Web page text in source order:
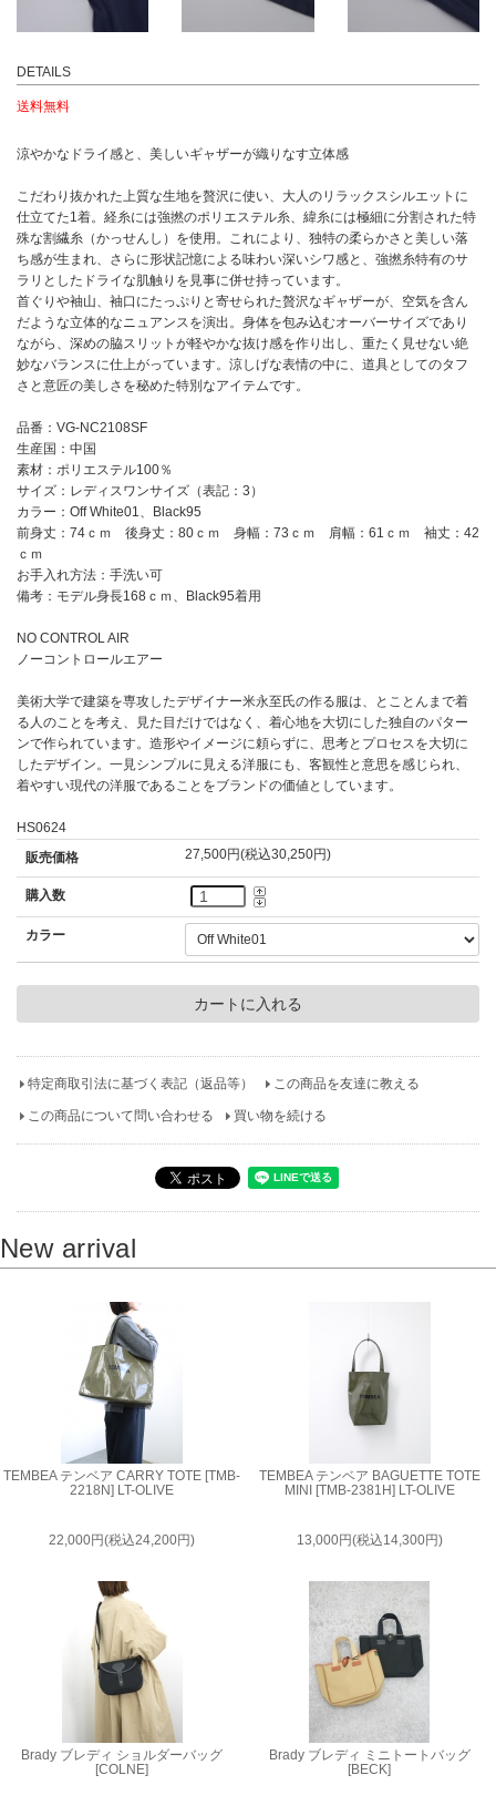
DETAILS
送料無料
涼やかなドライ感と、美しいギャザーが織りなす立体感
こだわり抜かれた上質な生地を贅沢に使い、大人のリラックスシルエットに
仕立てた1着。経糸には強撚のポリエステル糸、緯糸には極細に分割された特
殊な割繊糸（かっせんし）を使用。これにより、独特の柔らかさと美しい落
ち感が生まれ、さらに形状記憶による味わい深いシワ感と、強撚糸特有のサ
ラリとしたドライな肌触りを見事に併せ持っています。
首ぐりや袖山、袖口にたっぷりと寄せられた贅沢なギャザーが、空気を含ん
だような立体的なニュアンスを演出。身体を包み込むオーバーサイズであり
ながら、深めの脇スリットが軽やかな抜け感を作り出し、重たく見せない絶
妙なバランスに仕上がっています。涼しげな表情の中に、道具としてのタフ
さと意匠の美しさを秘めた特別なアイテムです。
品番：VG-NC2108SF
生産国：中国
素材：ポリエステル100％
サイズ：レディスワンサイズ（表記：3）
カラー：Off White01、Black95
前身丈：74ｃｍ 後身丈：80ｃｍ 身幅：73ｃｍ 肩幅：61ｃｍ 袖丈：42
ｃｍ
お手入れ方法：手洗い可
備考：モデル身長168ｃｍ、Black95着用
NO CONTROL AIR
ノーコントロールエアー
美術大学で建築を専攻したデザイナー米永至氏の作る服は、とことんまで着
る人のことを考え、見た目だけではなく、着心地を大切にした独自のパター
ンで作られています。造形やイメージに頼らずに、思考とプロセスを大切に
したデザイン。一見シンプルに見える洋服にも、客観性と意思を感じられ、
着やすい現代の洋服であることをブランドの価値としています。
HS0624
販売価格
27,500円(税込30,250円)
購入数
カラー
特定商取引法に基づく表記（返品等） この商品を友達に教える
この商品について問い合わせる 買い物を続ける
New arrival
TEMBEA テンベア CARRY TOTE [TMB-
2218N] LT-OLIVE
22,000円(税込24,200円)
TEMBEA テンベア BAGUETTE TOTE
MINI [TMB-2381H] LT-OLIVE
13,000円(税込14,300円)
Brady ブレディ ショルダーバッグ
[COLNE]
Brady ブレディ ミニトートバッグ
[BECK]